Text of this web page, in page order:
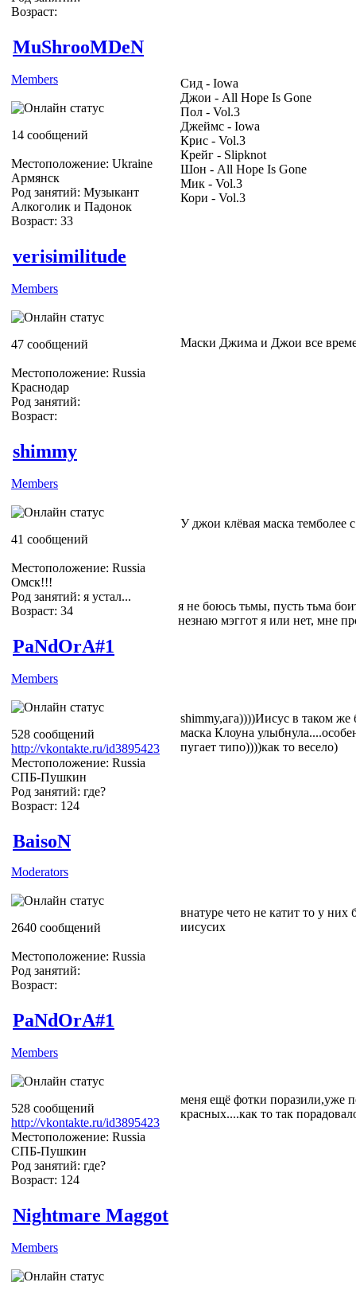
Возраст:
MuShrooMDeN
Members
14 сообщений
Местоположение: Ukraine
Армянск
Род занятий: Музыкант
Алкоголик и Падонок
Возраст: 33
Сид - Iowa
Джои - All Hope Is Gone
Пол - Vol.3
Джеймс - Iowa
Крис - Vol.3
Крейг - Slipknot
Шон - All Hope Is Gone
Мик - Vol.3
Кори - Vol.3
verisimilitude
Members
47 сообщений
Местоположение: Russia
Краснодар
Род занятий:
Возраст:
Маски Джима и Джои все
shimmy
Members
41 сообщений
Местоположение: Russia
Омск!!!
Род занятий: я устал...
Возраст: 34
У джои клёвая маска темболее
я не боюсь тьмы, пусть тьма
незнаю мэггот я или нет, мне
PaNdOrA#1
Members
528 сообщений
http://vkontakte.ru/id3895423
Местоположение: Russia
СПБ-Пушкин
Род занятий: где?
Возраст: 124
shimmy,ага))))Иисус в таком
маска Клоуна
пугает типо))))как то весело)
BaisoN
Moderators
2640 сообщений
Местоположение: Russia
Род занятий:
Возраст:
внатуре чето не катит то у
иисусих
PaNdOrA#1
Members
528 сообщений
http://vkontakte.ru/id3895423
Местоположение: Russia
СПБ-Пушкин
Род занятий: где?
Возраст: 124
меня ещё фотки поразили,уже
красных....как то так
Nightmare Maggot
Members